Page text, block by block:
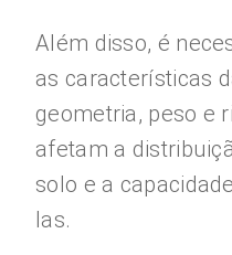
Além disso, é
as características
geometria, peso e
afetam a
solo e a
las.